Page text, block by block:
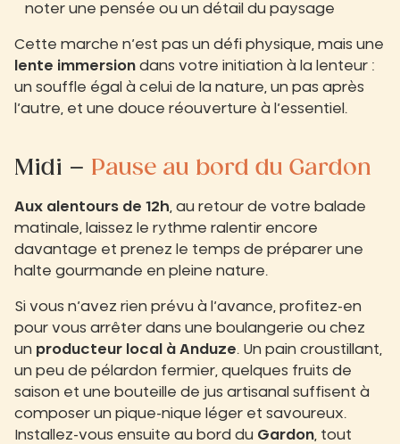
noter une pensée ou un détail du paysage
Cette marche n’est pas un défi physique, mais une
lente immersion dans votre initiation à la lenteur :
un souffle égal à celui de la nature, un pas après
l’autre, et une douce réouverture à l’essentiel.
Midi – Pause au bord du Gardon
Aux alentours de 12h, au retour de votre balade
matinale, laissez le rythme ralentir encore
davantage et prenez le temps de préparer une
halte gourmande en pleine nature.
Si vous n’avez rien prévu à l’avance, profitez-en
pour vous arrêter dans une boulangerie ou chez
un producteur local à Anduze. Un pain croustillant,
un peu de pélardon fermier, quelques fruits de
saison et une bouteille de jus artisanal suffisent à
composer un pique-nique léger et savoureux.
Installez-vous ensuite au bord du Gardon, tout